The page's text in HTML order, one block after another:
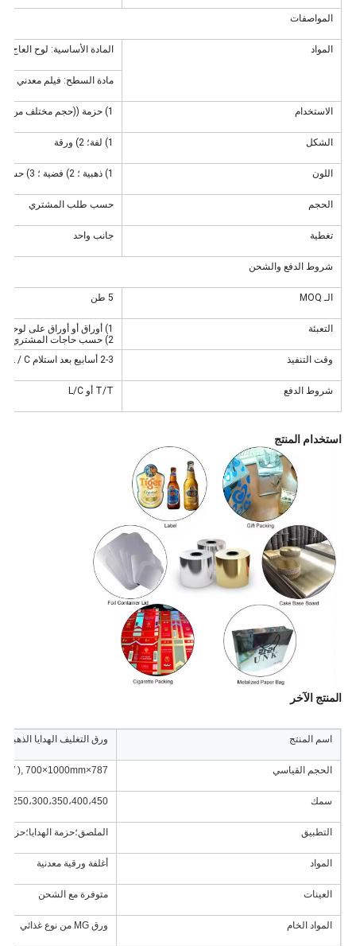
المواصفات
المواد المادة الأساسية: لوح العاج
مادة السطح: فيلم معدني
الاستخدام 1) حزمة ((حجم مختلف من غلاف الهدية ) ؛ 2) الزخرفة
الشكل 1) لفة؛ 2) ورقة
اللون 1) ذهبية ؛ 2) فضية ؛ 3) حسب احتياجات العميل
الحجم حسب طلب المشتري
تغطية جانب واحد
شروط الدفع والشحن
الـ MOQ 5 طن
التعبئة
1) أوراق أو أوراق على لوحات، ثم تغليف مستديرة مع فيلم مرن.
2) حسب حاجات المشتري
وقت التنفيذ
2-3 أسابيع بعد استلام L / C أو T / T
شروط الدفع T/T أو L/C
استخدام المنتج
المنتج الآخر
اسم المنتج ورق التغليف الهدايا
الحجم القياسي 787×1092mm (31′′ x 43′′ ), 889×1194mm (35′′ x 47′′ ), 700×1000mm
سمك 250،300،350،400،450
التطبيق الملصق؛حزمة الهدايا؛حزمة
المواد أغلفة ورقية معدنية
العينات متوفرة مع الشحن
المواد الخام ورق MG من نوع غذائي